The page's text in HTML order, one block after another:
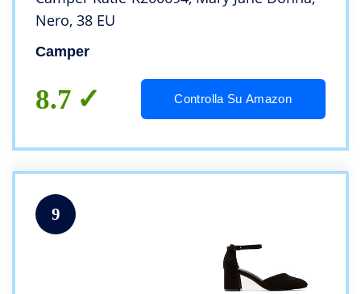
Nero, 38 EU
Camper
8.7 Controlla Su Amazon
9